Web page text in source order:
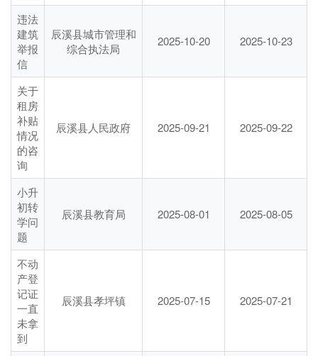
违法
建筑
举报
信
辰溪县城市管理和
综合执法局
2025-10-20 2025-10-23
关于
租房
补贴
情况
的咨
询
辰溪县人民政府 2025-09-21 2025-09-22
小升
初转
学问
题
辰溪县教育局 2025-08-01 2025-08-05
不动
产登
记证
一直
未拿
到
辰溪县孝坪镇 2025-07-15 2025-07-21